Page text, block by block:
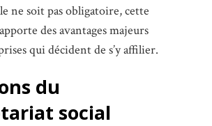
ne soit pas obligatoire, cette
des avantages majeurs
qui décident de s’y affilier.
du
social